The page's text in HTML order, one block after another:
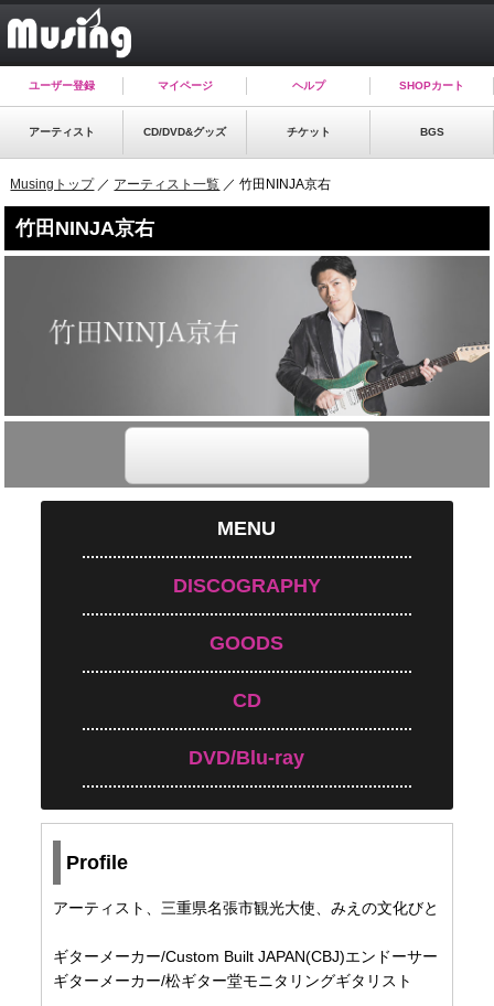
ユーザー登録 マイページ ヘルプ SHOPカート
アーティスト CD/DVD&グッズ チケット BGS
Musingトップ／ アーティスト一覧 ／ 竹田NINJA京右
竹田NINJA京右
MENU
DISCOGRAPHY
GOODS
CD
DVD/Blu-ray
Profile
アーティスト、三重県名張市観光大使、みえの文化びと
ギターメーカー/Custom Built JAPAN(CBJ)エンドーサー
ギターメーカー/松ギター堂モニタリングギタリスト